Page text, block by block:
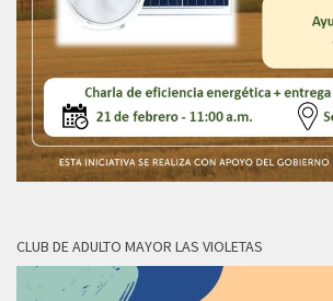
CLUB DE ADULTO MAYOR LAS VIOLETAS